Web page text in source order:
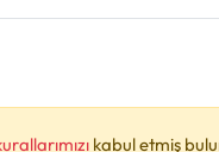
kabul etmiş